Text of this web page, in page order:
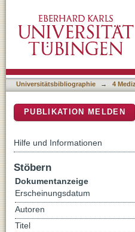
reconstruction
Universitätsbibliographie → 4
PUBLIKATION MELDEN
Hilfe und Informationen
Stöbern
Dokumentanzeige
Erscheinungsdatum
Autoren
Titel